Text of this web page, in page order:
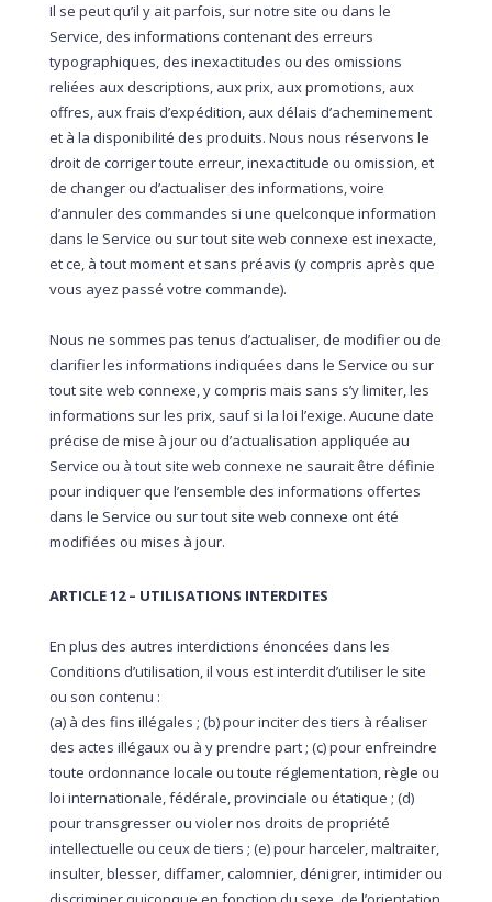
Il se peut qu’il y ait parfois, sur notre site ou dans le
Service, des informations contenant des erreurs
typographiques, des inexactitudes ou des omissions
reliées aux descriptions, aux prix, aux promotions, aux
offres, aux frais d’expédition, aux délais d’acheminement
et à la disponibilité des produits. Nous nous réservons le
droit de corriger toute erreur, inexactitude ou omission, et
de changer ou d’actualiser des informations, voire
d’annuler des commandes si une quelconque information
dans le Service ou sur tout site web connexe est inexacte,
et ce, à tout moment et sans préavis (y compris après que
vous ayez passé votre commande).
Nous ne sommes pas tenus d’actualiser, de modifier ou de
clarifier les informations indiquées dans le Service ou sur
tout site web connexe, y compris mais sans s’y limiter, les
informations sur les prix, sauf si la loi l’exige. Aucune date
précise de mise à jour ou d’actualisation appliquée au
Service ou à tout site web connexe ne saurait être définie
pour indiquer que l’ensemble des informations offertes
dans le Service ou sur tout site web connexe ont été
modifiées ou mises à jour.
ARTICLE 12 – UTILISATIONS INTERDITES
En plus des autres interdictions énoncées dans les
Conditions d’utilisation, il vous est interdit d’utiliser le site
ou son contenu :
(a) à des fins illégales ; (b) pour inciter des tiers à réaliser
des actes illégaux ou à y prendre part ; (c) pour enfreindre
toute ordonnance locale ou toute réglementation, règle ou
loi internationale, fédérale, provinciale ou étatique ; (d)
pour transgresser ou violer nos droits de propriété
intellectuelle ou ceux de tiers ; (e) pour harceler, maltraiter,
insulter, blesser, diffamer, calomnier, dénigrer, intimider ou